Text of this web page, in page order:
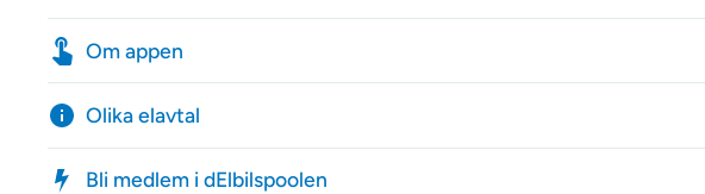
Om appen
Olika elavtal
Bli medlem i dElbilspoolen